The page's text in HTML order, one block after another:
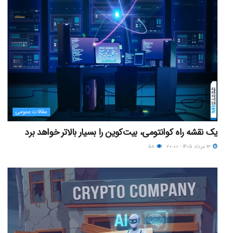
مقالات عمومی
یک نقشه راه کوانتومی، بیت‌کوین را بسیار بالاتر خواهد برد